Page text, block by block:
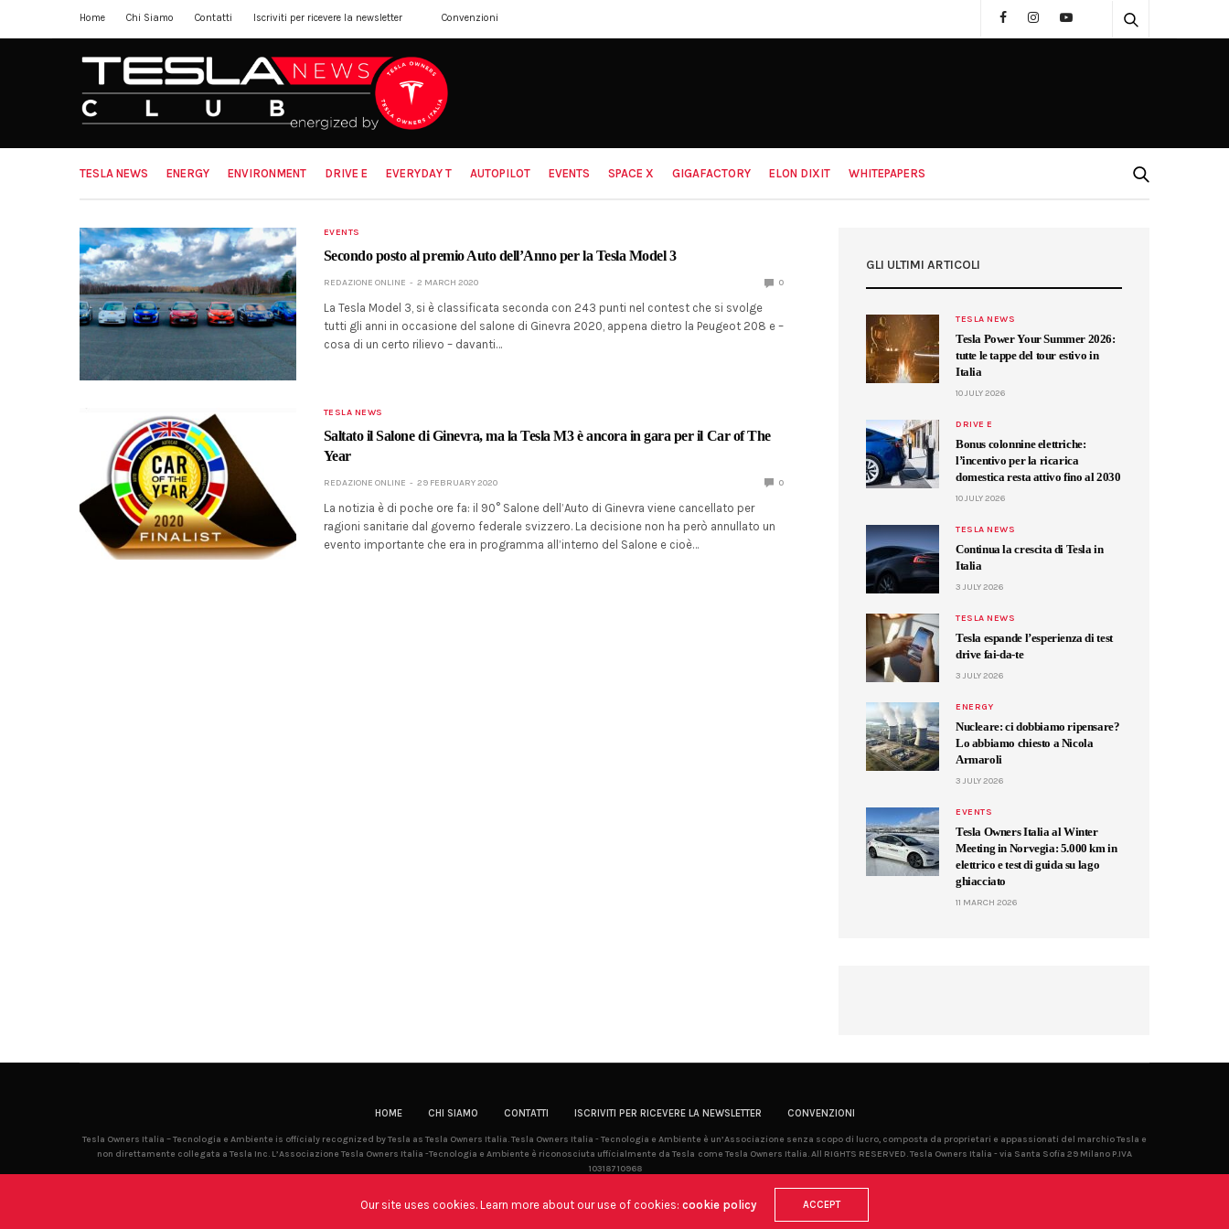
Home Chi Siamo Contatti Iscriviti per ricevere la newsletter Convenzioni
TESLA NEWS ENERGY ENVIRONMENT DRIVE E EVERYDAY T AUTOPILOT EVENTS SPACE X GIGAFACTORY ELON DIXIT WHITEPAPERS
EVENTS
Secondo posto al premio Auto dell’Anno per la Tesla Model 3
REDAZIONE ONLINE 2 MARCH 2020 0
La Tesla Model 3, si è classificata seconda con 243 punti nel contest che si svolge
tutti gli anni in occasione del salone di Ginevra 2020, appena dietro la Peugeot 208 e –
cosa di un certo rilievo – davanti…
TESLA NEWS
Saltato il Salone di Ginevra, ma la Tesla M3 è ancora in gara per il Car of The
Year
REDAZIONE ONLINE 29 FEBRUARY 2020 0
La notizia è di poche ore fa: il 90° Salone dell’Auto di Ginevra viene cancellato per
ragioni sanitarie dal governo federale svizzero. La decisione non ha però annullato un
evento importante che era in programma all’interno del Salone e cioè…
GLI ULTIMI ARTICOLI
TESLA NEWS
Tesla Power Your Summer 2026:
tutte le tappe del tour estivo in
Italia
10 JULY 2026
DRIVE E
Bonus colonnine elettriche:
l’incentivo per la ricarica
domestica resta attivo fino al 2030
10 JULY 2026
TESLA NEWS
Continua la crescita di Tesla in
Italia
3 JULY 2026
TESLA NEWS
Tesla espande l’esperienza di test
drive fai-da-te
3 JULY 2026
ENERGY
Nucleare: ci dobbiamo ripensare?
Lo abbiamo chiesto a Nicola
Armaroli
3 JULY 2026
EVENTS
Tesla Owners Italia al Winter
Meeting in Norvegia: 5.000 km in
elettrico e test di guida su lago
ghiacciato
11 MARCH 2026
HOME CHI SIAMO CONTATTI ISCRIVITI PER RICEVERE LA NEWSLETTER CONVENZIONI
Tesla Owners Italia – Tecnologia e Ambiente is officialy recognized by Tesla as Tesla Owners Italia. Tesla Owners Italia - Tecnologia e Ambiente è un’Associazione senza scopo di lucro, composta da proprietari e appassionati del marchio Tesla e
non direttamente collegata a Tesla Inc. L’Associazione Tesla Owners Italia -Tecnologia e Ambiente è riconosciuta ufficialmente da Tesla come Tesla Owners Italia. All RIGHTS RESERVED. Tesla Owners Italia - via Santa Sofia 29 Milano P.IVA
10318710968
Our site uses cookies. Learn more about our use of cookies:cookie policy ACCEPT